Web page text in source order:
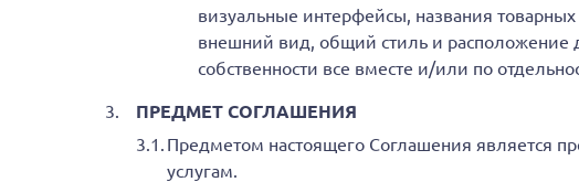
визуальные интерфейсы, названия
внешний вид, общий стиль и расположение
собственности все вместе и/или по
ПРЕДМЕТ СОГЛАШЕНИЯ
Предметом настоящего Соглашения является
услугам.